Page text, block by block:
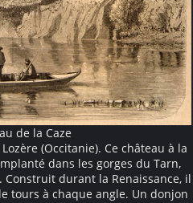
de la Caze
(Occitanie). Ce château à la
dans les gorges du Tarn,
durant la Renaissance, il
tours à chaque angle. Un donjon